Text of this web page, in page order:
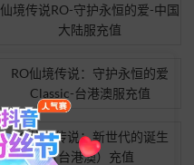
仙境传说RO-守护永恒的爱-中国
大陆服充值
RO仙境传说：守护永恒的爱
Classic-台港澳服充值
RO仙境传说：新世代的诞生
（台港澳）充值